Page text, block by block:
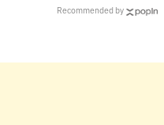
Recommended by